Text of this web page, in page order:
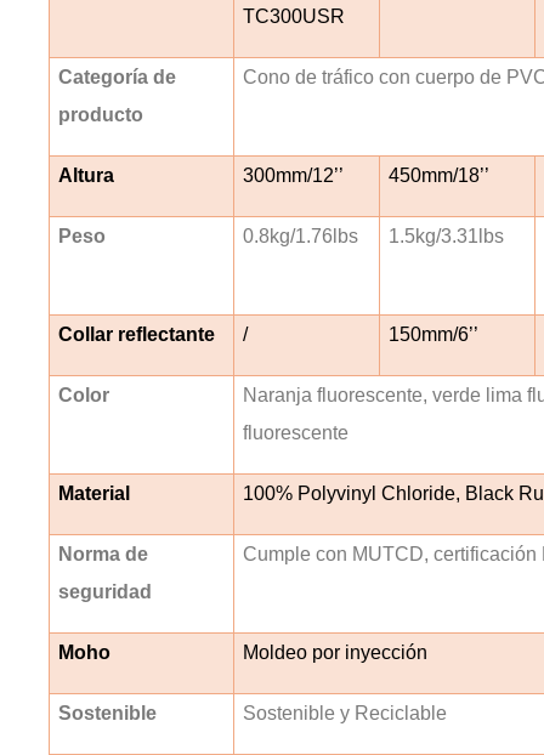
TC300USR
Categoría de
producto
Cono de tráfico con cuerpo de
Altura 300mm/12’’ 450mm/18’’
Peso 0.8kg/1.76lbs 1.5kg/3.31lbs
Collar reflectante / 150mm/6’’
Color
Naranja fluorescente, verde lima
fluorescente
Material 100% Polyvinyl Chloride, Black
Norma de
seguridad
Cumple con MUTCD,
Moho Moldeo por inyección
Sostenible Sostenible y Reciclable